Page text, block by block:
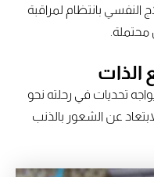
النفسي بانتظام لمراقبة
تحديات في رحلته نحو
عن الشعور بالذنب